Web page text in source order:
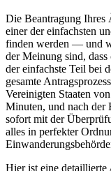
Die Beantragung Ihres
einer der einfachsten
finden werden — und
der Meinung sind,
der einfachste Teil bei
gesamte
Vereinigten Staaten
Minuten, und nach der
sofort mit der
alles in perfekter
Hier ist eine detaillierte